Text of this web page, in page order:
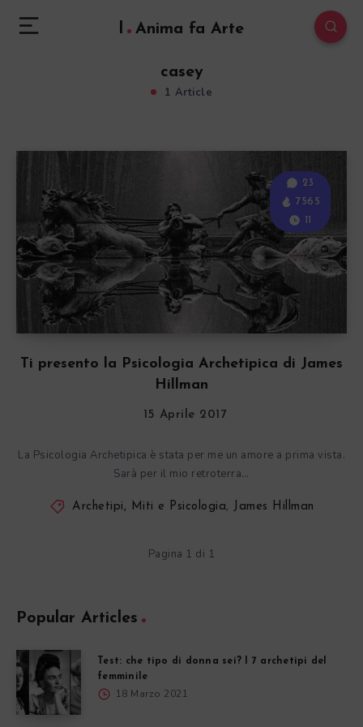
l Anima fa Arte
casey
1 Article
Ti presento la Psicologia Archetipica di James
Hillman
23
7565
11
15 Aprile 2017
La Psicologia Archetipica è stata per me un amore a prima vista.
Sarà per il mio retroterra…
Archetipi, Miti e Psicologia, James Hillman
Pagina 1 di 1
Popular Articles
Test: che tipo di donna sei? I 7 archetipi del
femminile
18 Marzo 2021